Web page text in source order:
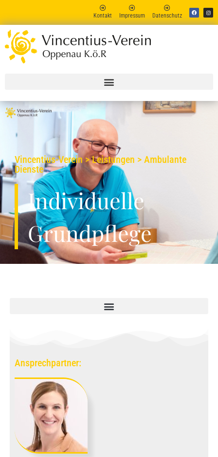
Kontakt Impressum Datenschutz
Vincentius-Verein > Leistungen > Ambulante
Dienste
Individuelle
Grundpflege
Ansprechpartner:
Vincent
Online